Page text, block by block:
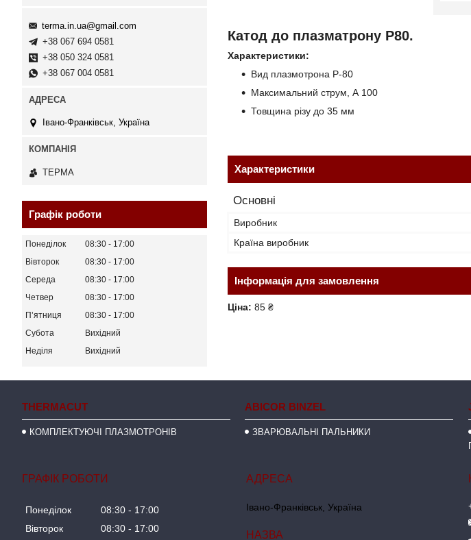
Катод до плазматрону Р80.
Характеристики:
Вид плазмотрона P-80
Максимальний струм, А 100
Товщина різу до 35 мм
Характеристики
Основні
Виробник
Країна виробник
Інформація для замовлення
Ціна: 85 ₴
terma.in.ua@gmail.com
+38 067 694 0581
+38 050 324 0581
+38 067 004 0581
Івано-Франківськ, Україна
ТЕРМА
Графік роботи
Понеділок 08:30
17:00
Вівторок
08:30
17:00
Середа
08:30
17:00
Четвер
08:30
17:00
Пʼятниця
08:30
17:00
Субота
Вихідний
Неділя
Вихідний
THERMACUT
КОМПЛЕКТУЮЧІ ПЛАЗМОТРОНІВ
ABICOR BINZEL
ЗВАРЮВАЛЬНІ ПАЛЬНИКИ
ГРАФІК РОБОТИ
Понеділок 08:30
17:00
Вівторок
08:30 17:00
Івано-Франківськ, Україна